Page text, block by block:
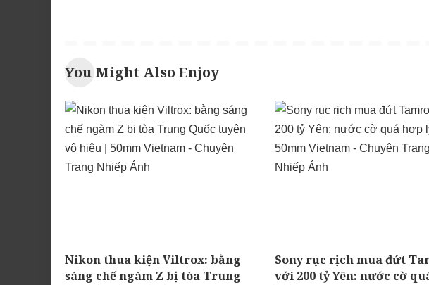
You Might Also Enjoy
Nikon thua kiện Viltrox: bằng
sáng chế ngàm Z bị tòa Trung
Sony rục rịch mua đứt
với 200 tỷ Yên: nước cờ